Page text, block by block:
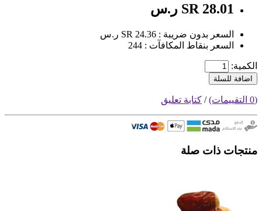
SR 28.01 ر.س
السعر بدون ضريبة : SR 24.36 ر.س
السعر بنقاط المكافآت : 244
الكمية:
اضافة للسلة
(0 التقييمات) / كتابة تعليق
منتجات ذات صلة